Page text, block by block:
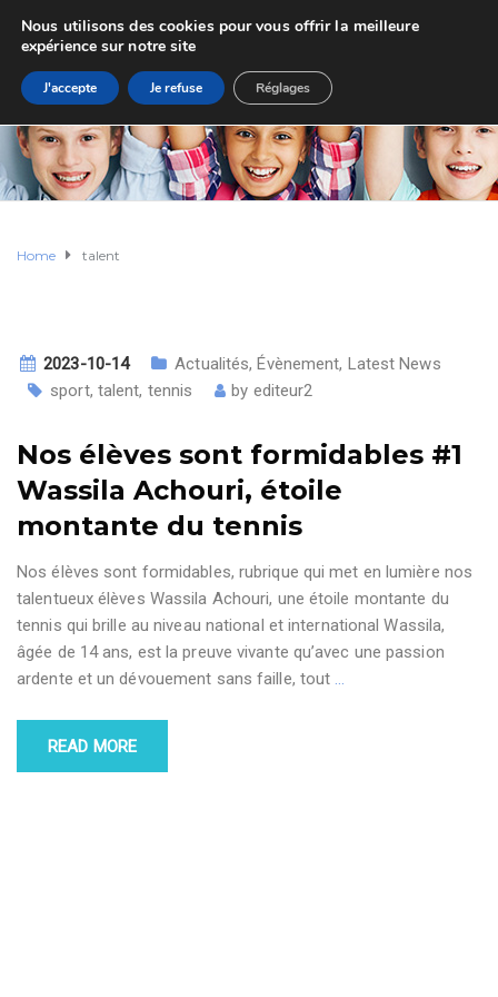
Home talent
2023-10-14 Actualités,Évènement, Latest News
sport, talent, tennis by editeur2
Nos élèves sont formidables #1
Wassila Achouri, étoile
montante du tennis
Nos élèves sont formidables, rubrique qui met en lumière nos
talentueux élèves Wassila Achouri, une étoile montante du
tennis qui brille au niveau national et international Wassila,
âgée de 14 ans, est la preuve vivante qu’avec une passion
ardente et un dévouement sans faille, tout …
READ MORE
Nous utilisons des cookies pour vous offrir la meilleure
expérience sur notre site
J'accepte Je refuse Réglages